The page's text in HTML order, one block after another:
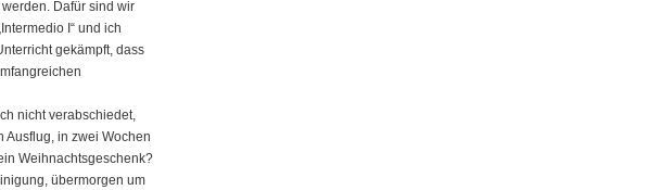
Dafür sind wir
I“ und ich
gekämpft, dass
nicht verabschiedet,
Ausflug, in zwei Wochen
Weihnachtsgeschenk?
übermorgen um